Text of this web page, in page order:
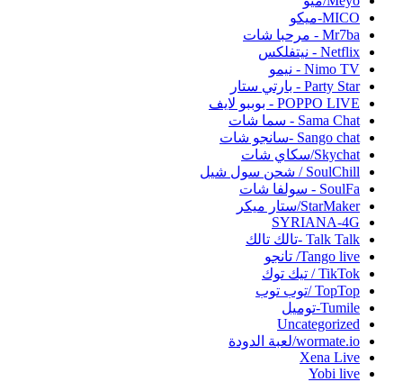
MICO-ميكو
Mr7ba - مرحبا شات
Netflix - نيتفلكس
Nimo TV - نيمو
Party Star - بارتي ستار
POPPO LIVE - بوببو لايف
Sama Chat - سما شات
Sango chat -سانجو شات
Skychat/سكاي شات
SoulChill / شحن سول شيل
SoulFa - سولفا شات
StarMaker/ستار ميكر
SYRIANA-4G
Talk Talk -تالك تالك
Tango live/ تانجو
TikTok / تيك توك
TopTop /توب توب
Tumile-توميل
Uncategorized
wormate.io/لعبة الدودة
Xena Live
Yobi live‏